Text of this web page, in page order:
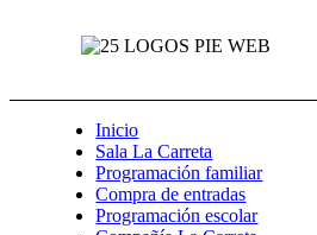
Inicio
Sala La Carreta
Programación familiar
Compra de entradas
Programación escolar